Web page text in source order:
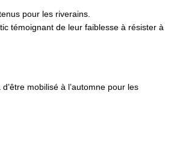
pour les riverains.
témoignant de leur faiblesse à résister à
mobilisé à l’automne pour les